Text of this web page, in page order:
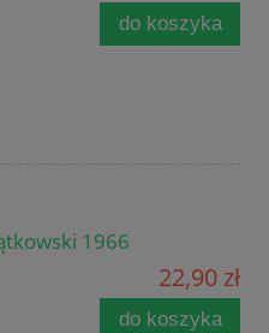
do koszyka
1966
22,90 zł
do koszyka